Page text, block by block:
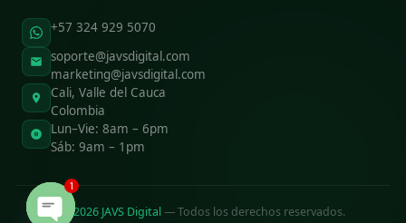
+57 324 929 5070
soporte@javsdigital.com
marketing@javsdigital.com
Cali, Valle del Cauca
Colombia
Lun–Vie: 8am – 6pm
Sáb: 9am – 1pm
© 2026 JAVS Digital— Todos los derechos reservados.
1